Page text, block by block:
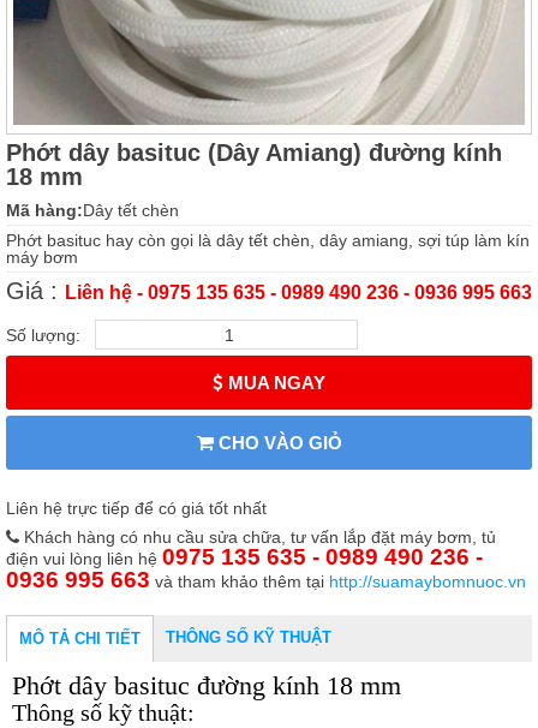
Phớt dây basituc (Dây Amiang) đường kính
18 mm
Mã hàng:Dây tết chèn
Phớt basituc hay còn gọi là dây tết chèn, dây amiang, sợi túp làm kín
máy bơm
Giá : Liên hệ - 0975 135 635 - 0989 490 236 - 0936 995 663
Số lượng:
MUA NGAY
CHO VÀO GIỎ
Liên hệ trực tiếp để có giá tốt nhất
Khách hàng có nhu cầu sửa chữa, tư vấn lắp đặt máy bơm, tủ
điện vui lòng liên hệ 0975 135 635 - 0989 490 236 -
0936 995 663 và tham khảo thêm tại http://suamaybomnuoc.vn
MÔ TẢ CHI TIẾT THÔNG SỐ KỸ THUẬT
Phớt dây basituc đường kính 18 mm
Thông số kỹ thuật: